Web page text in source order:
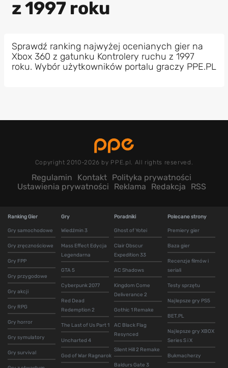
z 1997 roku
Sprawdź ranking najwyżej ocenianych gier na
Xbox 360 z gatunku Kontrolery ruchu z 1997
roku. Wybór użytkowników portalu graczy PPE.PL
Copyright 2010-2026 by PPE.pl. All rights reserved.
Regulamin Kontakt Polityka prywatności
Ustawienia prywatności
Reklama Redakcja RSS
Ranking Gier
Gry samochodowe
Gry zręcznościowe
Gry FPP
Gry przygodowe
Gry akcji
Gry RPG
Gry horror
Gry symulatory
Gry survival
Gry
Wiedźmin 3
Mass Effect Edycja
Legendarna
GTA 5
Cyberpunk 2077
Red Dead
Redemption 2
The Last of Us Part 1
Uncharted 4
God of War Ragnarok
Poradniki
Ghost of Yotei
Clair Obscur
Expedition 33
AC Shadows
Kingdom Come
Deliverance 2
Gothic 1 Remake
AC Black Flag
Resynced
Silent Hill 2 Remake
Baldurs Gate 3
Polecane strony
Premiery gier
Baza gier
Recenzje filmów i
seriali
Testy sprzętu
Najlepsze gry PS5
BET.PL
Najlepsze gry XBOX
Series S i X
Bukmacherzy